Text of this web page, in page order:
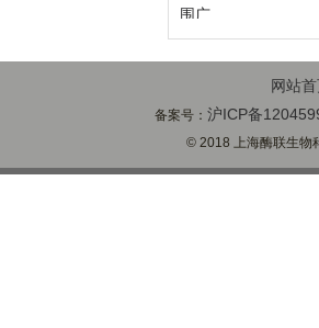
围广
网站
备案号：沪ICP备
© 2018 上海酶联生物